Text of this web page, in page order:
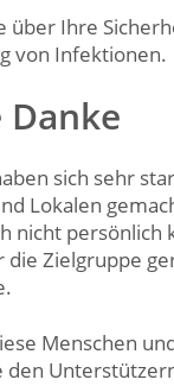
über Ihre
von Infektionen.
Danke
sich sehr
Lokalen
nicht persönlich
Zielgruppe
Menschen
den